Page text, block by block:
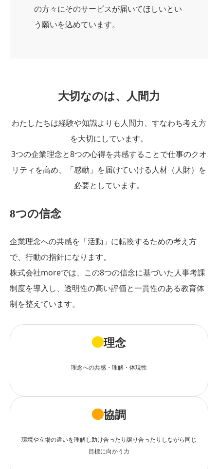
の方々にそのサービスが届いてほしいとい
う願いを込めています。
大切なのは、人間力
わたしたちは経験や知識よりも人間力、すなわち考え方
を大切にしています。
3つの企業理念と8つの心得を共感することで仕事のクオ
リティを高め、「感動」を届けていける人材（人財）を
必要としています。
8つの信念
企業理念への共感を「活動」に転換するための考え方
で、行動の指針になります。
株式会社moreでは、この8つの信念に基づいた人事考課
制度を導入し、透明性の高い評価と一貫性のある教育体
制を整えています。
理念
理念への共感・理解・体現性
協調
環境や立場の違いを理解し助け合ったり譲り合ったりしながら同じ
目標に向かう力